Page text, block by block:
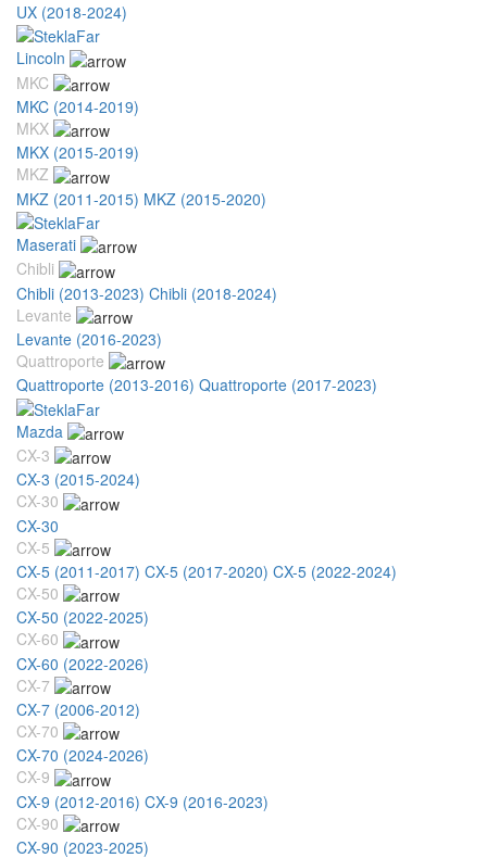
UX (2018-2024)
Lincoln
MKC
MKC (2014-2019)
MKX
MKX (2015-2019)
MKZ
MKZ (2011-2015) MKZ (2015-2020)
Maserati
Chibli
Chibli (2013-2023) Chibli (2018-2024)
Levante
Levante (2016-2023)
Quattroporte
Quattroporte (2013-2016) Quattroporte (2017-2023)
Mazda
CX-3
CX-3 (2015-2024)
CX-30
CX-30
CX-5
CX-5 (2011-2017) CX-5 (2017-2020) CX-5 (2022-2024)
CX-50
CX-50 (2022-2025)
CX-60
CX-60 (2022-2026)
CX-7
CX-7 (2006-2012)
CX-70
CX-70 (2024-2026)
CX-9
CX-9 (2012-2016) CX-9 (2016-2023)
CX-90
CX-90 (2023-2025)